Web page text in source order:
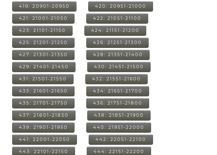
419: 20901-20950 420: 20951-21000
421: 21001-21050 422: 21051-21100
423: 21101-21150 424: 21151-21200
425: 21201-21250 426: 21251-21300
427: 21301-21350 428: 21351-21400
429: 21401-21450 430: 21451-21500
431: 21501-21550 432: 21551-21600
433: 21601-21650 434: 21651-21700
435: 21701-21750 436: 21751-21800
437: 21801-21850 438: 21851-21900
439: 21901-21950 440: 21951-22000
441: 22001-22050 442: 22051-22100
443: 22101-22150 444: 22151-22200